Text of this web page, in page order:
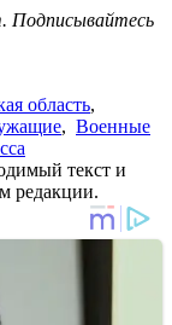
Подписывайтесь
область,
, Военные
текст и
редакции.